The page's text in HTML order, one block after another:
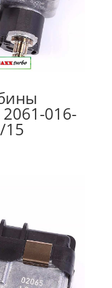
2061-016-
15